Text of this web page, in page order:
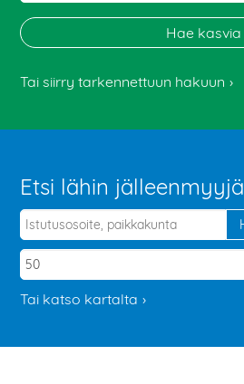
Tai siirry tarkennettuun hakuun
Etsi lähin jälleenmyyjä
Tai katso kartalta